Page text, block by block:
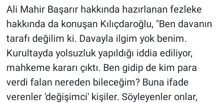
Ali Mahir Başarır hakkında hazırlanan fezleke
hakkında da konuşan Kılıçdaroğlu, "Ben davanın
tarafı değilim ki. Davayla ilgim yok benim.
Kurultayda yolsuzluk yapıldığı iddia ediliyor,
mahkeme kararı çıktı. Ben gidip de kim para
verdi falan nereden bileceğim? Buna ifade
verenler 'değişimci' kişiler. Söyleyenler onlar,